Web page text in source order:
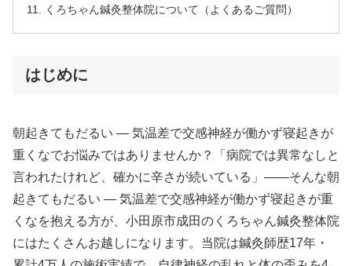
くろちゃん鍼灸整体院について（よくあるご質問）
はじめに
朝起きてもだるい ― 気温差で交感神経が働かず寝起きが
重くなでお悩みではありませんか？「病院では異常なしと
言われたけれど、確かに辛さが続いている」——そんな朝
起きてもだるい ― 気温差で交感神経が働かず寝起きが重
くなを抱える方が、小田原市成田のくろちゃん鍼灸整体院
にはたくさんお越しになります。当院は鍼灸師歴17年・